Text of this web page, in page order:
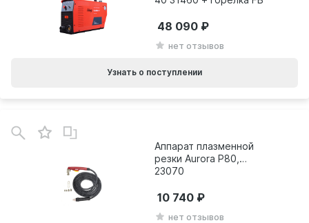
нет отзывов
48 090
Узнать о поступлении
Аппарат плазменной
резки Aurora P80,
23070
нет отзывов
10 740